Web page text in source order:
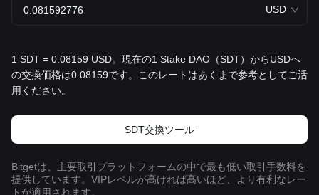
USD
1 SDT = 0.08159 USD。現在の1 Stake DAO（SDT）からUSDへ
の交換価格は0.08159です。このレートはあくまで参考としてご活
用ください。
SDT交換ツール
Bitgetは、主要取引プラットフォームの中で最も低い取引手数料を
提供しています。VIPレベルが高ければ高いほど、より有利なレー
トが適用されます。